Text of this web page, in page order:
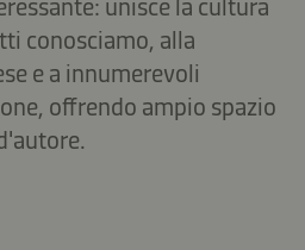
unisce la cultura
conosciamo, alla
e a innumerevoli
offrendo ampio spazio